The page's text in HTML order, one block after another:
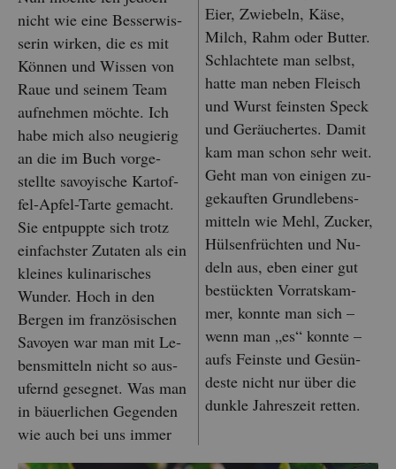
nicht wie eine Bes­ser­wis­
se­rin wir­ken, die es mit
Kön­nen und Wis­sen von
Raue und sei­nem Team
auf­neh­men möch­te. Ich
habe mich also neu­gie­rig
an die im Buch vor­ge­
stell­te sa­voy­ische Kar­tof­
fel-Apfel-Tarte ge­macht.
Sie ent­pupp­te sich trotz
ein­fachs­ter Zu­ta­ten als ein
klei­nes ku­li­na­ri­sches
Wun­der. Hoch in den
Ber­gen im fran­zö­si­schen
Sa­voy­en war man mit Le­
bens­mit­teln nicht so aus­
ufernd ge­seg­net. Was man
in bäu­er­li­chen Ge­gen­den
wie auch bei uns immer
Eier, Zwie­beln, Käse,
Milch, Rahm oder But­ter.
Schlach­te­te man selbst,
hatte man neben Fleisch
und Wurst feins­ten Speck
und Ge­räu­cher­tes. Damit
kam man schon sehr weit.
Geht man von ei­ni­gen zu­
ge­kauf­ten Grund­le­bens­
mit­teln wie Mehl, Zu­cker,
Hül­sen­früch­ten und Nu­
deln aus, eben einer gut
be­stück­ten Vor­rats­kam­
mer, konn­te man sich –
wenn man „es“ konn­te –
aufs Feins­te und Ge­sün­
des­te nicht nur über die
dunk­le Jah­res­zeit ret­ten.